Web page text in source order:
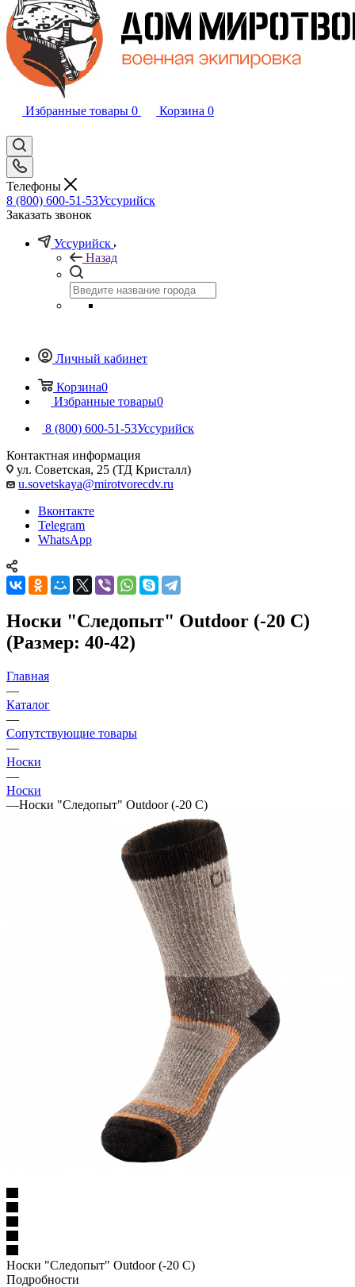
Избранные товары 0 Корзина 0
Телефоны
8 (800) 600-51-53Уссурийск
Заказать звонок
Уссурийск
Назад
Личный кабинет
Корзина0
Избранные товары0
8 (800) 600-51-53Уссурийск
Контактная информация
ул. Советская, 25 (ТД Кристалл)
u.sovetskaya@mirotvorecdv.ru
Вконтакте
Telegram
WhatsApp
Носки "Следопыт" Outdoor (-20 C)
(Размер: 40-42)
Главная
—
Каталог
—
Сопутствующие товары
—
Носки
—
Носки
—Носки "Следопыт" Outdoor (-20 C)
Носки "Следопыт" Outdoor (-20 C)
Подробности